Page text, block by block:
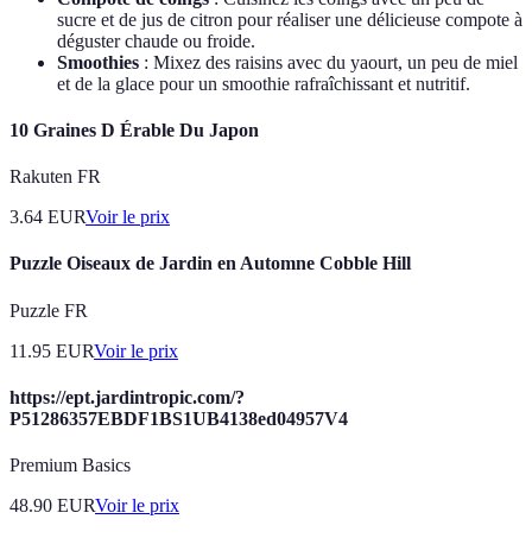
sucre et de jus de citron pour réaliser une délicieuse compote à
déguster chaude ou froide.
Smoothies : Mixez des raisins avec du yaourt, un peu de miel
et de la glace pour un smoothie rafraîchissant et nutritif.
10 Graines D Érable Du Japon
Rakuten FR
3.64 EURVoir le prix
Puzzle Oiseaux de Jardin en Automne Cobble Hill
Puzzle FR
11.95 EURVoir le prix
https://ept.jardintropic.com/?
P51286357EBDF1BS1UB4138ed04957V4
Premium Basics
48.90 EURVoir le prix